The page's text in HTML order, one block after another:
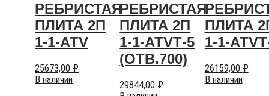
РЕБРИСТАЯ
ПЛИТА 2П
1-1-АТV
25673,00 ₽
В наличии
РЕБРИСТАЯ
ПЛИТА 2П
1-1-АТVТ-5
(ОТВ.700)
29844,00 ₽
ПЛИТА
1-1-
26159,00 ₽
В наличии